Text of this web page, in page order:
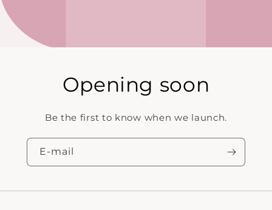
Opening soon
Be the first to know when we launch.
E‑mail